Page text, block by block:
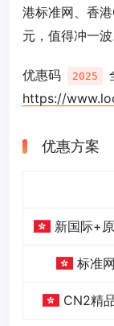
港标准网、香
元，值得冲一波
优惠码 2025
https://
优惠方案
新国际+
标准网
CN2精